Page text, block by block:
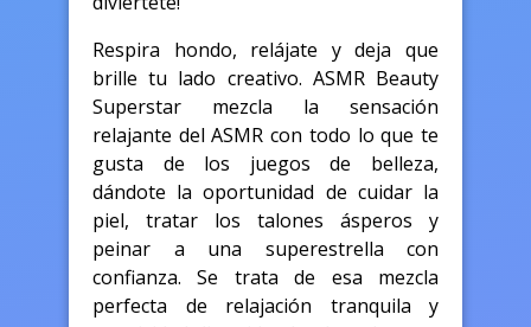
Respira hondo, relájate y deja que
brille tu lado creativo. ASMR Beauty
Superstar mezcla la sensación
relajante del ASMR con todo lo que te
gusta de los juegos de belleza,
dándote la oportunidad de cuidar la
piel, tratar los talones ásperos y
peinar a una superestrella con
confianza. Se trata de esa mezcla
perfecta de relajación tranquila y